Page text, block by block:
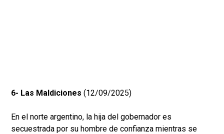
6- Las Maldiciones (12/09/2025)
En el norte argentino, la hija del gobernador es
secuestrada por su hombre de confianza mientras se